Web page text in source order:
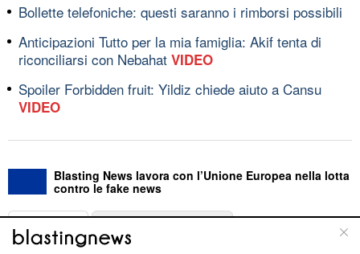
Bollette telefoniche: questi saranno i rimborsi possibili
Anticipazioni Tutto per la mia famiglia: Akif tenta di
riconciliarsi con Nebahat VIDEO
Spoiler Forbidden fruit: Yildiz chiede aiuto a Cansu
VIDEO
Blasting News lavora con l’Unione Europea nella lotta
contro le fake news
ABOUT